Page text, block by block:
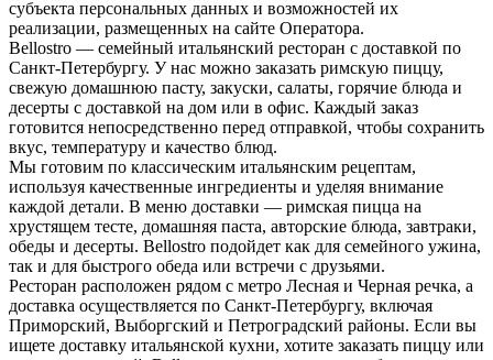
субъекта персональных данных и возможностей их
реализации, размещенных на сайте Оператора.
Bellostro — семейный итальянский ресторан с доставкой по
Санкт-Петербургу. У нас можно заказать римскую пиццу,
свежую домашнюю пасту, закуски, салаты, горячие блюда и
десерты с доставкой на дом или в офис. Каждый заказ
готовится непосредственно перед отправкой, чтобы сохранить
вкус, температуру и качество блюд.
Мы готовим по классическим итальянским рецептам,
используя качественные ингредиенты и уделяя внимание
каждой детали. В меню доставки — римская пицца на
хрустящем тесте, домашняя паста, авторские блюда, завтраки,
обеды и десерты. Bellostro подойдет как для семейного ужина,
так и для быстрого обеда или встречи с друзьями.
Ресторан расположен рядом с метро Лесная и Черная речка, а
доставка осуществляется по Санкт-Петербургу, включая
Приморский, Выборгский и Петроградский районы. Если вы
ищете доставку итальянской кухни, хотите заказать пиццу или